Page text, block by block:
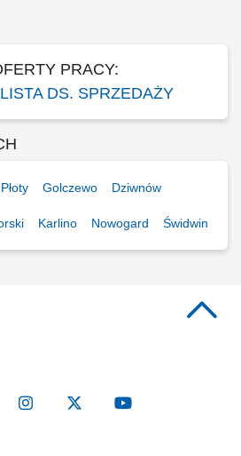
PRACY:
DS. SPRZEDAŻY
Płoty Golczewo Dziwnów
Karlino Nowogard Świdwin